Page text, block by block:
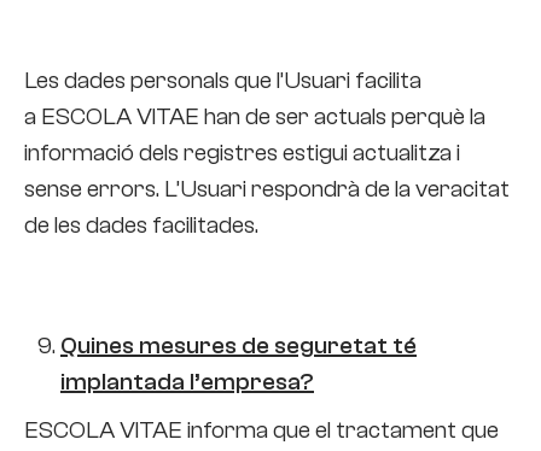
Les dades personals que l’Usuari facilita
a ESCOLA VITAE han de ser actuals perquè la
informació dels registres estigui actualitza i
sense errors. L’Usuari respondrà de la veracitat
de les dades facilitades.
Quines mesures de seguretat té
implantada l’empresa?
ESCOLA VITAE informa que el tractament que